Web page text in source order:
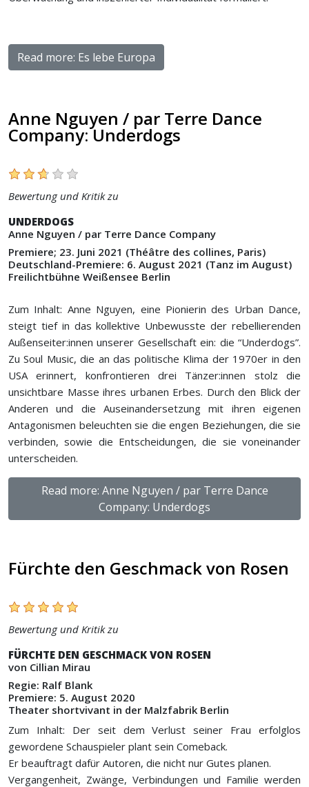
Read more: Es lebe Europa
Anne Nguyen / par Terre Dance
Company: Underdogs
Bewertung und Kritik zu
UNDERDOGS
Anne Nguyen / par Terre Dance Company
Premiere; 23. Juni 2021 (Théâtre des collines, Paris)
Deutschland-Premiere: 6. August 2021 (Tanz im August)
Freilichtbühne Weißensee Berlin
Zum Inhalt: Anne Nguyen, eine Pionierin des Urban Dance,
steigt tief in das kollektive Unbewusste der rebellierenden
Außenseiter:innen unserer Gesellschaft ein: die “Underdogs”.
Zu Soul Music, die an das politische Klima der 1970er in den
USA erinnert, konfrontieren drei Tänzer:innen stolz die
unsichtbare Masse ihres urbanen Erbes. Durch den Blick der
Anderen und die Auseinandersetzung mit ihren eigenen
Antagonismen beleuchten sie die engen Beziehungen, die sie
verbinden, sowie die Entscheidungen, die sie voneinander
unterscheiden.
Read more: Anne Nguyen / par Terre Dance
Company: Underdogs
Fürchte den Geschmack von Rosen
Bewertung und Kritik zu
FÜRCHTE DEN GESCHMACK VON ROSEN
von Cillian Mirau
Regie: Ralf Blank
Premiere: 5. August 2020
Theater shortvivant in der Malzfabrik Berlin
Zum Inhalt: Der seit dem Verlust seiner Frau erfolglos
gewordene Schauspieler plant sein Comeback.
Er beauftragt dafür Autoren, die nicht nur Gutes planen.
Vergangenheit, Zwänge, Verbindungen und Familie werden